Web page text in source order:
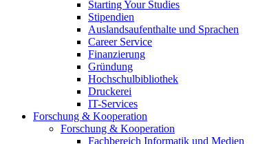
Starting Your Studies
Stipendien
Auslandsaufenthalte und Sprachen
Career Service
Finanzierung
Gründung
Hochschulbibliothek
Druckerei
IT-Services
Forschung & Kooperation
Forschung & Kooperation
Fachbereich Informatik und Medien